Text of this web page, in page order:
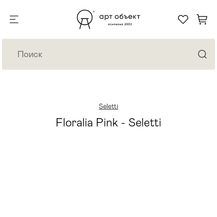
Seletti
Floralia Pink - Seletti